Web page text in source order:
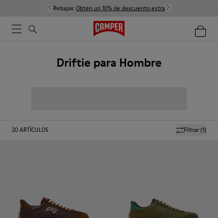
Rebajas: Obtén un 10% de descuento extra
Driftie para Hombre
Filtrar(1)
20ARTÍCULOS